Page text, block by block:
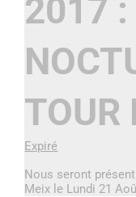
2017 :
TOUR
Expiré
Nous seront
Meix le Lundi 21